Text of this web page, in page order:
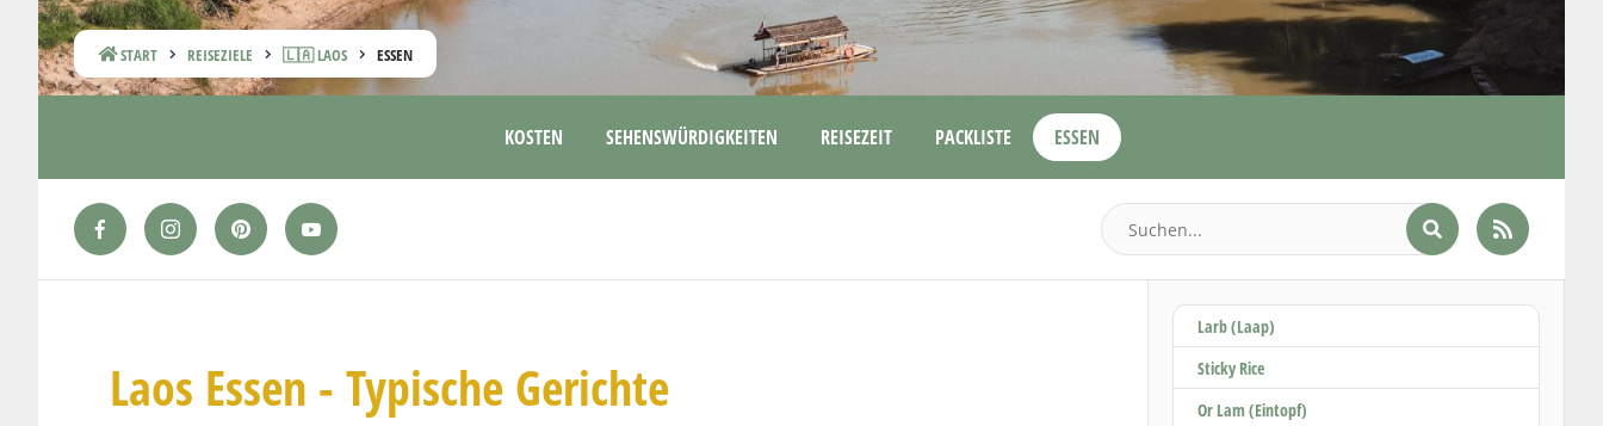
START REISEZIELE 🇱🇦 LAOS ESSEN
KOSTEN SEHENSWÜRDIGKEITEN REISEZEIT PACKLISTE ESSEN
Laos Essen - Typische Gerichte
Larb (Laap)
Sticky Rice
Or Lam (Eintopf)